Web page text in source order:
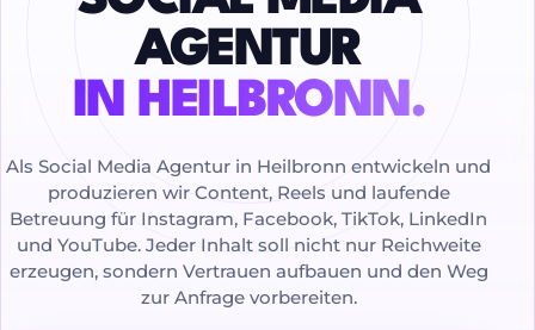
AGENTUR
IN HEILBRONN.
Als Social Media Agentur in Heilbronn entwickeln und
produzieren wir Content, Reels und laufende
Betreuung für Instagram, Facebook, TikTok, LinkedIn
und YouTube. Jeder Inhalt soll nicht nur Reichweite
erzeugen, sondern Vertrauen aufbauen und den Weg
zur Anfrage vorbereiten.